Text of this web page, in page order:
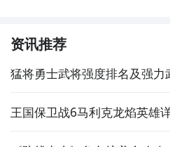
资讯推荐
猛将勇士武将强度排名及强力
王国保卫战6马利克龙焰英雄